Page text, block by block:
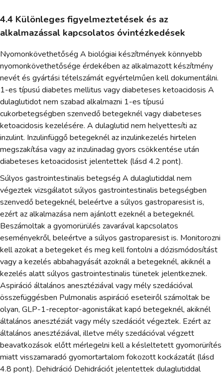
4.4 Különleges figyelmeztetések és az
alkalmazással kapcsolatos óvintézkedések
Nyomonkövethetőség A biológiai készítmények könnyebb
nyomonkövethetősége érdekében az alkalmazott készítmény
nevét és gyártási tételszámát egyértelműen kell dokumentálni.
1-es típusú diabetes mellitus vagy diabeteses ketoacidosis A
dulaglutidot nem szabad alkalmazni 1-es típusú
cukorbetegségben szenvedő betegeknél vagy diabeteses
ketoacidosis kezelésére. A dulaglutid nem helyettesíti az
inzulint. Inzulinfüggő betegeknél az inzulinkezelés hirtelen
megszakítása vagy az inzulinadag gyors csökkentése után
diabeteses ketoacidosist jelentettek (lásd 4.2 pont).
Súlyos gastrointestinalis betegség A dulaglutiddal nem
végeztek vizsgálatot súlyos gastrointestinalis betegségben
szenvedő betegeknél, beleértve a súlyos gastroparesist is,
ezért az alkalmazása nem ajánlott ezeknél a betegeknél.
Beszámoltak a gyomorürülés zavarával kapcsolatos
eseményekről, beleértve a súlyos gastroparesist is. Monitorozni
kell azokat a betegeket és meg kell fontolni a dózismódosítást
vagy a kezelés abbahagyását azoknál a betegeknél, akiknél a
kezelés alatt súlyos gastrointestinalis tünetek jelentkeznek.
Aspiráció általános anesztéziával vagy mély szedációval
összefüggésben Pulmonalis aspiráció eseteiről számoltak be
olyan, GLP-1-receptor-agonistákat kapó betegeknél, akiknél
általános anesztéziát vagy mély szedációt végeztek. Ezért az
általános anesztéziával, illetve mély szedációval végzett
beavatkozások előtt mérlegelni kell a késleltetett gyomorürítés
miatt visszamaradó gyomortartalom fokozott kockázatát (lásd
4.8 pont). Dehidráció Dehidrációt jelentettek dulaglutiddal